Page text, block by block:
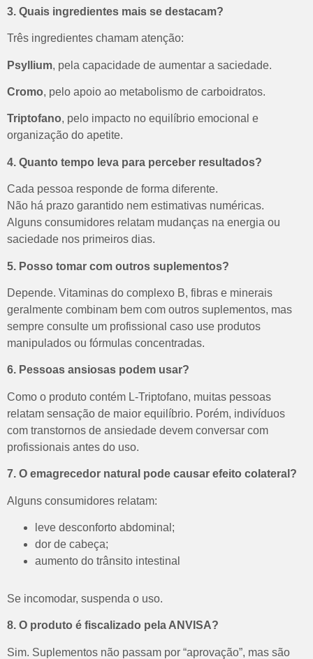
3. Quais ingredientes mais se destacam?
Três ingredientes chamam atenção:
Psyllium, pela capacidade de aumentar a saciedade.
Cromo, pelo apoio ao metabolismo de carboidratos.
Triptofano, pelo impacto no equilíbrio emocional e
organização do apetite.
4. Quanto tempo leva para perceber resultados?
Cada pessoa responde de forma diferente.
Não há prazo garantido nem estimativas numéricas.
Alguns consumidores relatam mudanças na energia ou
saciedade nos primeiros dias.
5. Posso tomar com outros suplementos?
Depende. Vitaminas do complexo B, fibras e minerais
geralmente combinam bem com outros suplementos, mas
sempre consulte um profissional caso use produtos
manipulados ou fórmulas concentradas.
6. Pessoas ansiosas podem usar?
Como o produto contém L-Triptofano, muitas pessoas
relatam sensação de maior equilíbrio. Porém, indivíduos
com transtornos de ansiedade devem conversar com
profissionais antes do uso.
7. O emagrecedor natural pode causar efeito colateral?
Alguns consumidores relatam:
leve desconforto abdominal;
dor de cabeça;
aumento do trânsito intestinal
Se incomodar, suspenda o uso.
8. O produto é fiscalizado pela ANVISA?
Sim. Suplementos não passam por “aprovação”, mas são